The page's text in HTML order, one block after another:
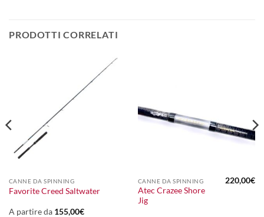
PRODOTTI CORRELATI
CANNE DA SPINNING
Favorite Creed Saltwater
A partire da 155,00€
CANNE DA SPINNING
Atec Crazee Shore
Jig
220,00€